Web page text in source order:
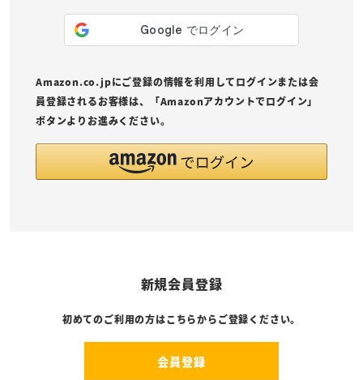
Amazon.co.jpにご登録の情報を利用してログインまたは会
員登録されるお客様は、「Amazonアカウントでログイン」
ボタンよりお進みください。
新規会員登録
初めてのご利用の方はこちらからご登録ください。
会員登録